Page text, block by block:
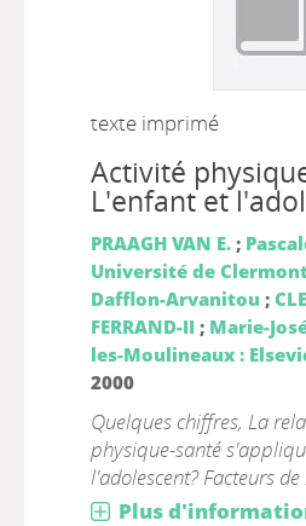
texte imprimé
Activité
L'enfant et
PRAAGH VAN E.;
Université de
Dafflon-Arvanitou ;
FERRAND-II ; Marie-
les-Moulineaux :
2000
Quelques chiffres, La
physique-santé
l'adolescent? Facteurs
Plus